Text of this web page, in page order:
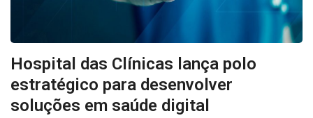
Hospital das Clínicas lança polo
estratégico para desenvolver
soluções em saúde digital